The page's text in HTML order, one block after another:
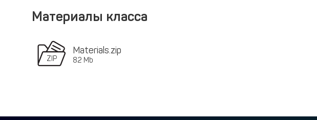
Материалы класса
Materials.zip
82 Mb